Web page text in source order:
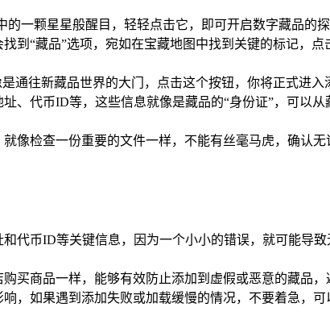
一颗星星般醒目，轻轻点击它，即可开启数字藏品的探
到“藏品”选项，宛如在宝藏地图中找到关键的标记，点
通往新藏品世界的大门，点击这个按钮，你将正式进入
、代币ID等，这些信息就像是藏品的“身份证”，可以
像检查一份重要的文件一样，不能有丝毫马虎，确认无
代币ID等关键信息，因为一个小小的错误，就可能导
买商品一样，能够有效防止添加到虚假或恶意的藏品，
，如果遇到添加失败或加载缓慢的情况，不要着急，